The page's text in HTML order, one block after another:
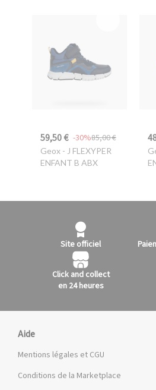
59,50 € 85,00 €
-30%
Geox - J FLEXYPER
ENFANT B ABX
Site officiel
Click and collect
en 24 heures
Aide
Mentions légales et CGU
Conditions de la Marketplace